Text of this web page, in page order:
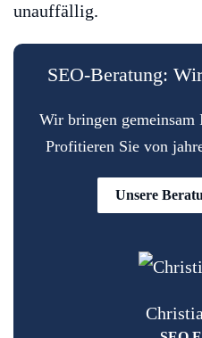
unauffällig.
SEO-Beratung:
Wir bringen gemeinsam
Profitieren Sie von
Unsere